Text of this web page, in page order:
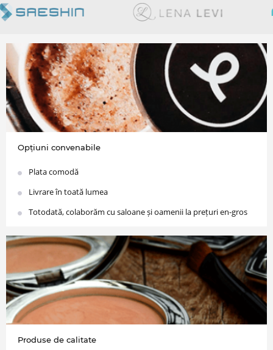
Opțiuni convenabile
Plata comodă
Livrare în toată lumea
Totodată, colaborăm cu saloane și oamenii la prețuri en-gros
Produse de calitate